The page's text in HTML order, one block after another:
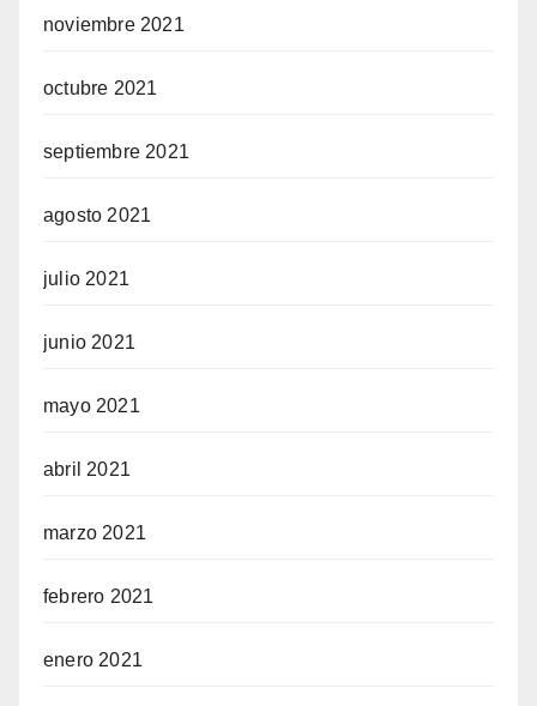
noviembre 2021
octubre 2021
septiembre 2021
agosto 2021
julio 2021
junio 2021
mayo 2021
abril 2021
marzo 2021
febrero 2021
enero 2021